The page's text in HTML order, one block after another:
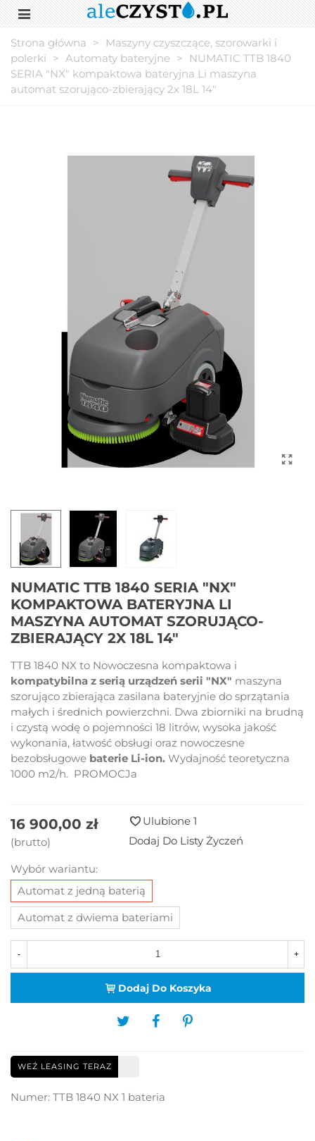
Strona główna >
Maszyny czyszczące, szorowarki i
polerki > Automaty bateryjne >
NUMATIC TTB 1840
SERIA "NX" kompaktowa bateryjna Li maszyna
automat szorująco-zbierający 2x 18L 14"
NUMATIC TTB 1840 SERIA "NX"
KOMPAKTOWA BATERYJNA LI
MASZYNA AUTOMAT SZORUJĄCO-
ZBIERAJĄCY 2X 18L 14"
TTB 1840 NX to Nowoczesna kompaktowa i
kompatybilna z serią urządzeń serii "NX" maszyna
szorująco zbierająca zasilana bateryjnie do sprzątania
małych i średnich powierzchni. Dwa zbiorniki na brudną
i czystą wodę o pojemności 18 litrów, wysoka jakość
wykonania, łatwość obsługi oraz nowoczesne
bezobsługowe baterie Li-ion. Wydajność teoretyczna
1000 m2/h. PROMOCJa
16 900,00 zł
(brutto)
Ulubione 1
Dodaj Do Listy Życzeń
Wybór wariantu:
Automat z jedną baterią
Automat z dwiema bateriami
- +
Dodaj Do Koszyka
WEŹ LEASING TERAZ
Numer: TTB 1840 NX 1 bateria